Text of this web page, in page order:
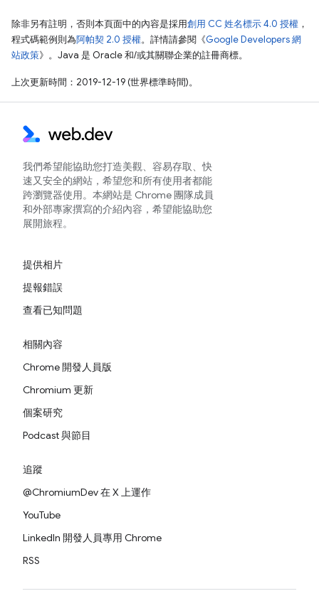
除非另有註明，否則本頁面中的內容是採用創用 CC 姓名標示 4.0 授權 ，
程式碼範例則為阿帕契 2.0 授權。詳情請參閱《Google Developers 網
站政策》。Java 是 Oracle 和/或其關聯企業的註冊商標。
上次更新時間：2019-12-19 (世界標準時間)。
我們希望能協助您打造美觀、容易存取、快
速又安全的網站，希望您和所有使用者都能
跨瀏覽器使用。本網站是 Chrome 團隊成員
和外部專家撰寫的介紹內容，希望能協助您
展開旅程。
提供相片
提報錯誤
查看已知問題
相關內容
Chrome 開發人員版
Chromium 更新
個案研究
Podcast 與節目
追蹤
@ChromiumDev 在 X 上運作
YouTube
LinkedIn 開發人員專用 Chrome
RSS